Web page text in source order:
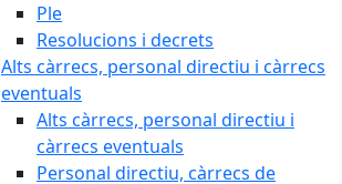
Ple
Resolucions i decrets
Alts càrrecs, personal directiu i càrrecs
eventuals
Alts càrrecs, personal directiu i
càrrecs eventuals
Personal directiu, càrrecs de